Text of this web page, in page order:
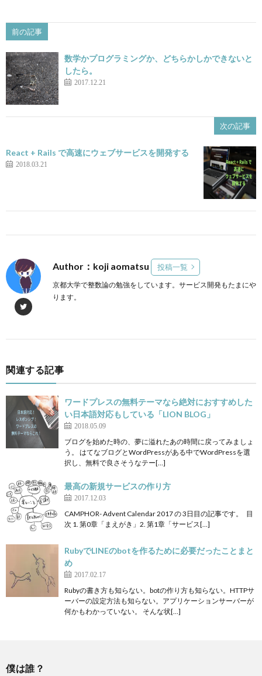
前の記事
数学かプログラミングか、どちらかしかできないと
したら。
2017.12.21
次の記事
React + Rails で高速にウェブサービスを開発する
2018.03.21
Author：koji aomatsu 投稿一覧
京都大学で整数論の勉強をしています。サービス開発もたまにや
ります。
関連する記事
ワードプレスの無料テーマなら絶対におすすめした
い日本語対応もしている「LION BLOG」
2018.05.09
ブログを始めた時の、夢に溢れたあの時間に戻ってみましょ
う。 はてなブログとWordPressがある中でWordPressを選
択し、無料で良さそうなテー[…]
最高の新規サービスの作り方
2017.12.03
CAMPHOR- Advent Calendar 2017 の 3日目の記事です。 目
次 1. 第0章「まえがき」2. 第1章「サービス[…]
RubyでLINEのbotを作るために必要だったことまと
め
2017.02.17
Rubyの書き方も知らない。botの作り方も知らない。HTTPサ
ーバーの設定方法も知らない。アプリケーションサーバーが
何かもわかっていない。 そんな状[…]
僕は誰？